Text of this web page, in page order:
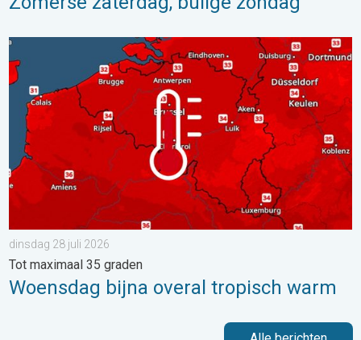
Woensdag bijna overal tropisch warm. Tot maximaal 35
dinsdag 28 juli 2026
Tot maximaal 35 graden
Woensdag bijna overal tropisch warm